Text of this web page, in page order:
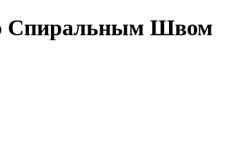
Спиральным Швом